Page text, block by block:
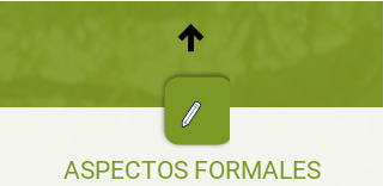
ASPECTOS FORMALES